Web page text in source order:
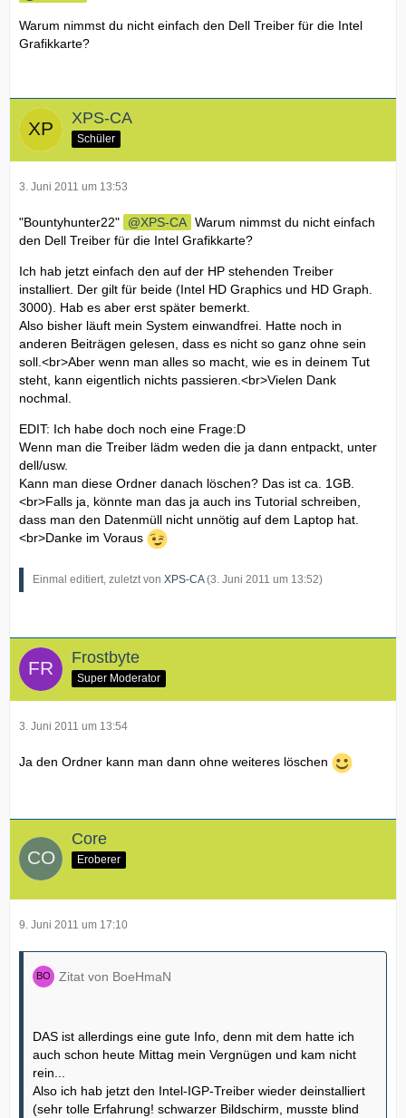
Warum nimmst du nicht einfach den Dell Treiber für die Intel
Grafikkarte?
XPS-CA
Schüler
3. Juni 2011 um 13:53
"Bountyhunter22" XPS-CA Warum nimmst du nicht einfach
den Dell Treiber für die Intel Grafikkarte?
Ich hab jetzt einfach den auf der HP stehenden Treiber
installiert. Der gilt für beide (Intel HD Graphics und HD Graph.
3000). Hab es aber erst später bemerkt.
Also bisher läuft mein System einwandfrei. Hatte noch in
anderen Beiträgen gelesen, dass es nicht so ganz ohne sein
soll.<br>Aber wenn man alles so macht, wie es in deinem Tut
steht, kann eigentlich nichts passieren.<br>Vielen Dank
nochmal.
EDIT: Ich habe doch noch eine Frage:D
Wenn man die Treiber lädm weden die ja dann entpackt, unter
dell/usw.
Kann man diese Ordner danach löschen? Das ist ca. 1GB.
<br>Falls ja, könnte man das ja auch ins Tutorial schreiben,
dass man den Datenmüll nicht unnötig auf dem Laptop hat.
<br>Danke im Voraus
Einmal editiert, zuletzt von XPS-CA(3. Juni 2011 um 13:52)
Frostbyte
Super Moderator
3. Juni 2011 um 13:54
Ja den Ordner kann man dann ohne weiteres löschen
Core
Eroberer
9. Juni 2011 um 17:10
Zitat von BoeHmaN
DAS ist allerdings eine gute Info, denn mit dem hatte ich
auch schon heute Mittag mein Vergnügen und kam nicht
rein...
Also ich hab jetzt den Intel-IGP-Treiber wieder deinstalliert
(sehr tolle Erfahrung! schwarzer Bildschirm, musste blind